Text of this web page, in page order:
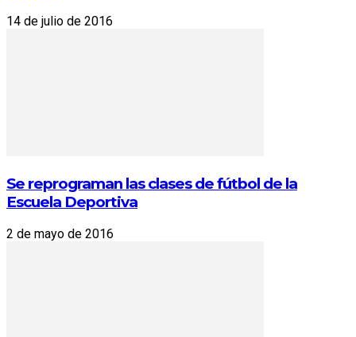
14 de julio de 2016
Se reprograman las clases de fútbol de la
Escuela Deportiva
2 de mayo de 2016